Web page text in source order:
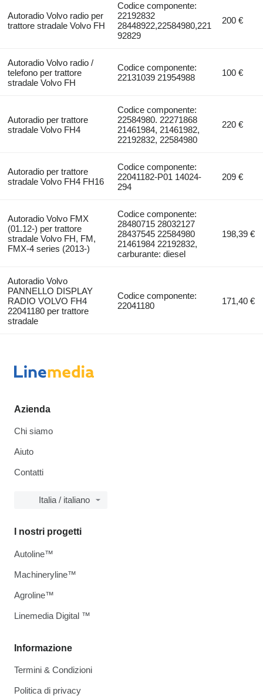
Autoradio Volvo radio per
trattore stradale Volvo FH
Codice componente:
22192832
28448922,22584980,221
92829
200 €
Autoradio Volvo radio /
telefono per trattore
stradale Volvo FH
Codice componente:
22131039 21954988
100 €
Autoradio per trattore
stradale Volvo FH4
Codice componente:
22584980. 22271868
21461984, 21461982,
22192832, 22584980
220 €
Autoradio per trattore
stradale Volvo FH4 FH16
Codice componente:
22041182-P01 14024-
294
209 €
Autoradio Volvo FMX
(01.12-) per trattore
stradale Volvo FH, FM,
FMX-4 series (2013-)
Codice componente:
28480715 28032127
28437545 22584980
21461984 22192832,
carburante: diesel
198,39 €
Autoradio Volvo
PANNELLO DISPLAY
RADIO VOLVO FH4
22041180 per trattore
stradale
Codice componente:
22041180
171,40 €
Azienda
Chi siamo
Aiuto
Contatti
Italia / italiano
Informazione
Termini & Condizioni
Politica di privacy
I nostri progetti
Autoline™
Machineryline™
Agroline™
Linemedia Digital ™